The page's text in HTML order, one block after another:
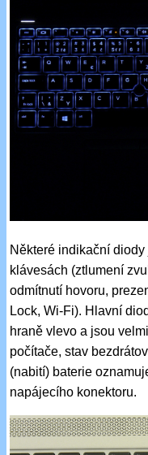
Některé indikační
klávesách (ztlumení
odmítnutí hovoru,
Lock, Wi-Fi). Hlavní
hraně vlevo a jsou
počítače, stav
(nabití) baterie
napájecího konektoru.